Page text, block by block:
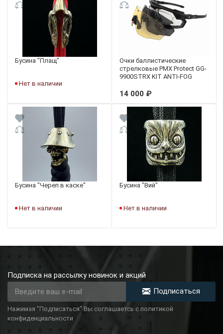
Бусина "Плащ"
Нет в наличии
Очки баллистические
стрелковые PMX Protect GG-
9900STRX KIT ANTI-FOG
14 000 ₽
Бусина "Череп в каске"
Нет в наличии
Бусина "Вий"
Нет в наличии
Подписка на рассылку новинок и акций
Подписаться
Нажимая "Подписаться" Вы соглашаетсь с политикой
конфиденциальности